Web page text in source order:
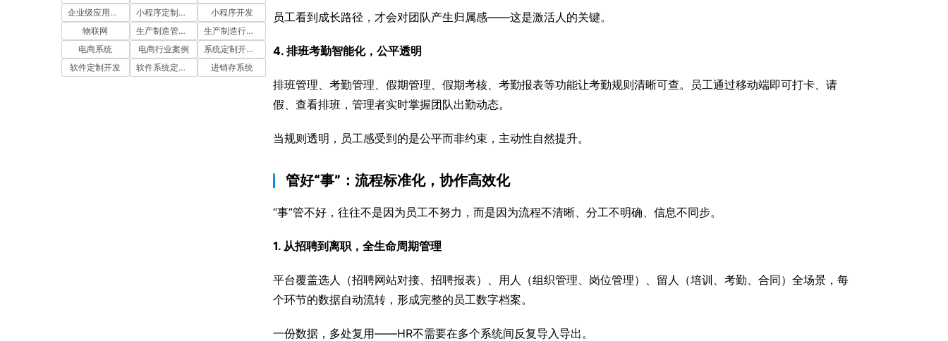
员工看到成长路径，才会对团队产生归属感——这是激活人的关键。
4. 排班考勤智能化，公平透明
排班管理、考勤管理、假期管理、假期考核、考勤报表等功能让考勤规则清晰可查。员工通过移动端即可打卡、请
假、查看排班，管理者实时掌握团队出勤动态。
当规则透明，员工感受到的是公平而非约束，主动性自然提升。
管好“事”：流程标准化，协作高效化
“事”管不好，往往不是因为员工不努力，而是因为流程不清晰、分工不明确、信息不同步。
1. 从招聘到离职，全生命周期管理
平台覆盖选人（招聘网站对接、招聘报表）、用人（组织管理、岗位管理）、留人（培训、考勤、合同）全场景，每
个环节的数据自动流转，形成完整的员工数字档案。
一份数据，多处复用——HR不需要在多个系统间反复导入导出。
企业级应用开发服务案例
小程序定制开发
小程序开发
物联网
生产制造管理系统
生产制造行业案例
电商系统
电商行业案例
系统定制开发案例
软件定制开发
软件系统定制开发 进销存系统